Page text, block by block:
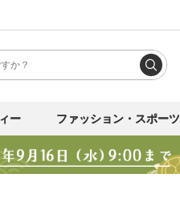
ー ファッション・スポーツ